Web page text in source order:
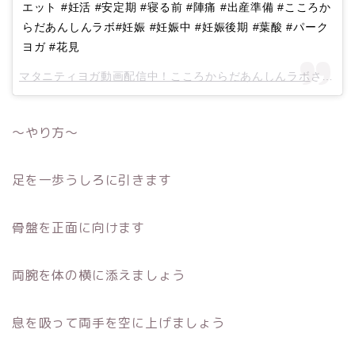
エット #妊活 #安定期 #寝る前 #陣痛 #出産準備 #こころか
らだあんしんラボ#妊娠 #妊娠中 #妊娠後期 #葉酸 #パーク
ヨガ #花見
マタニティヨガ動画配信中！こころからだあんしんラボ さん(@kokorokaradalab)がシェアした投稿 –
〜やり方〜
足を一歩うしろに引きます
骨盤を正面に向けます
両腕を体の横に添えましょう
息を吸って両手を空に上げましょう